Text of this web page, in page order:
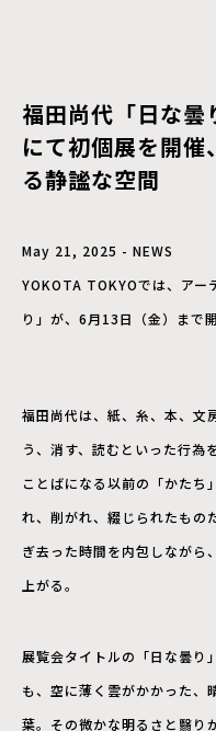
福田尚代「日な曇
にて初個展を開
る静謐な空間
May 21, 2025 - NEWS
YOKOTA TOKYOでは、アー
り」が、6月13日（金）まで
福田尚代は、紙、糸、本、文
う、消す、読むといった行為
ことばになる以前の「かたち
れ、削がれ、綴じられたもの
ぎ去った時間を内包しながら
上がる。
展覧会タイトルの「日な曇り
も、空に薄く雲がかかった、
葉。その微かな明るさと翳り